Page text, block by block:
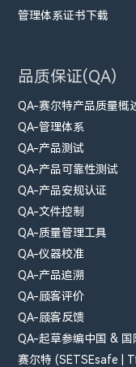
管理体系证书下载
品质保证(QA)
QA-赛尔特产品质量概
QA-管理体系
QA-产品测试
QA-产品可靠性测试
QA-产品安规认证
QA-文件控制
QA-质量管理工具
QA-仪器校准
QA-产品追溯
QA-顾客评价
QA-顾客反馈
QA-起草参编中国 & 国
赛尔特 (SETSEsafe |